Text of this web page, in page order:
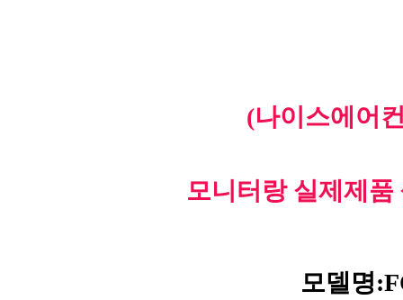
(나이스에어
모니터랑 실제제
모델명